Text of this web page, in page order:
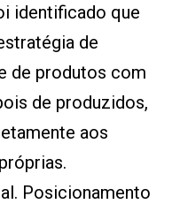
identificado que
de
de produtos com
de produzidos,
aos
al. Posicionamento